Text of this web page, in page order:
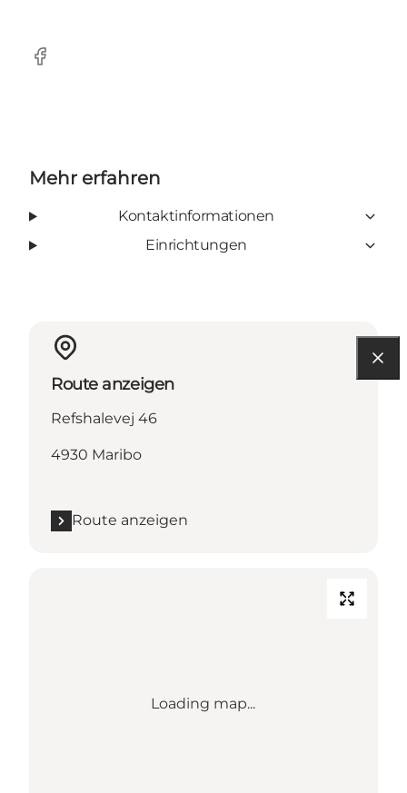
Facebook
Mehr erfahren
Kontaktinformationen
Einrichtungen
Route anzeigen
Refshalevej 46
4930 Maribo
Route anzeigen
Loading map...